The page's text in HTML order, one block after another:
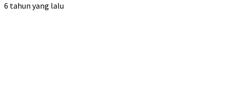
6 tahun yang lalu